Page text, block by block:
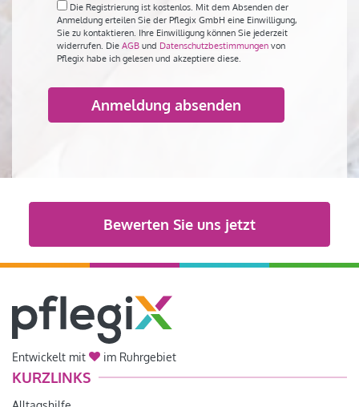
Die Registrierung ist kostenlos. Mit dem Absenden der
Anmeldung erteilen Sie der Pflegix GmbH eine Einwilligung,
Sie zu kontaktieren. Ihre Einwilligung können Sie jederzeit
widerrufen. Die AGB und Datenschutzbestimmungen von
Pflegix habe ich gelesen und akzeptiere diese.
Bewerten Sie uns jetzt
Entwickelt mit im Ruhrgebiet
KURZLINKS